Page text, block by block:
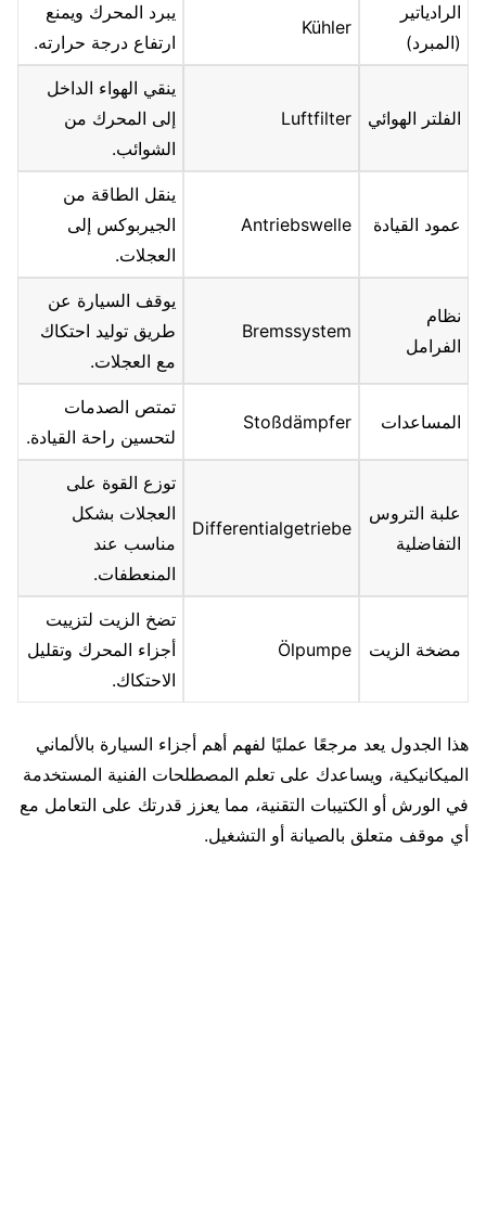
الرادياتير
(المبرد)
Kühler
يبرد المحرك ويمنع
ارتفاع درجة حرارته.
الفلتر الهوائي Luftfilter
ينقي الهواء الداخل
إلى المحرك من
الشوائب.
عمود القيادة Antriebswelle
ينقل الطاقة من
الجيربوكس إلى
العجلات.
نظام
الفرامل
Bremssystem
يوقف السيارة عن
طريق توليد احتكاك
مع العجلات.
المساعدات Stoßdämpfer
تمتص الصدمات
لتحسين راحة القيادة.
علبة التروس
التفاضلية
Differentialgetriebe
توزع القوة على
العجلات بشكل
مناسب عند
المنعطفات.
مضخة الزيت Ölpumpe
تضخ الزيت لتزييت
أجزاء المحرك وتقليل
الاحتكاك.
هذا الجدول يعد مرجعًا عمليًا لفهم أهم أجزاء السيارة بالألماني
الميكانيكية، ويساعدك على تعلم المصطلحات الفنية المستخدمة
في الورش أو الكتيبات التقنية، مما يعزز قدرتك على التعامل مع
أي موقف متعلق بالصيانة أو التشغيل.